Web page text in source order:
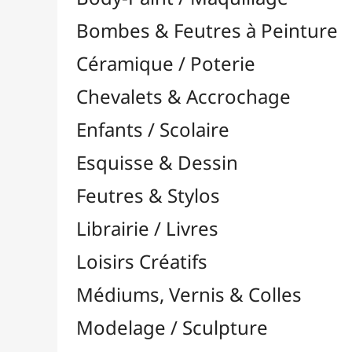
Feutres & Stylos
Librairie / Livres
Loisirs Créatifs
Médiums, Vernis & Colles
Modelage / Sculpture
Peintures / Couleurs
Résines / Moulage
Supports Dessin & Peinture
Blocs & Pochettes
Cartons Entoilés
Cartons Prédessinés
Châssis Entoilés

Grands Papiers & Rouleaux 
Papiers Calque / Transfert